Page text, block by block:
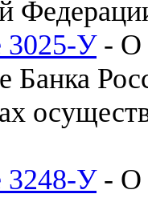
3025-У- О
Банка
3248-У- О